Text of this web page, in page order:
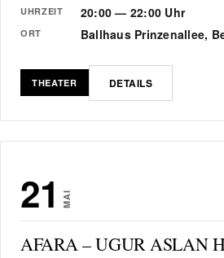
UHRZEIT 20:00 — 22:00 Uhr
ORT Ballhaus Prinzenallee,
THEATER DETAILS
21 MAI
AFARA – UGUR ASLAN